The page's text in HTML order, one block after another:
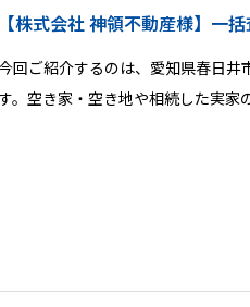
【株式会社 神領不動産様】一
回ご紹介するのは、愛知県春日井
。空き家・空き地や相続した実